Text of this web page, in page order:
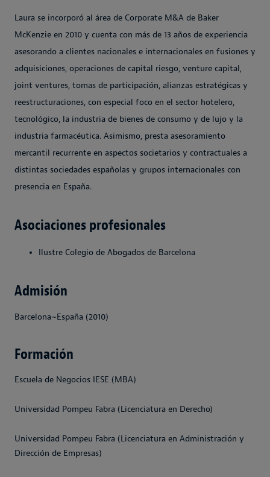
Laura se incorporó al área de Corporate M&A de Baker
McKenzie en 2010 y cuenta con más de 13 años de experiencia
asesorando a clientes nacionales e internacionales en fusiones y
adquisiciones, operaciones de capital riesgo, venture capital,
joint ventures, tomas de participación, alianzas estratégicas y
reestructuraciones, con especial foco en el sector hotelero,
tecnológico, la industria de bienes de consumo y de lujo y la
industria farmacéutica. Asimismo, presta asesoramiento
mercantil recurrente en aspectos societarios y contractuales a
distintas sociedades españolas y grupos internacionales con
presencia en España.
Asociaciones profesionales
Ilustre Colegio de Abogados de Barcelona
Admisión
Barcelona~España (2010)
Formación
Escuela de Negocios IESE (MBA)
Universidad Pompeu Fabra (Licenciatura en Derecho)
Universidad Pompeu Fabra (Licenciatura en Administración y
Dirección de Empresas)